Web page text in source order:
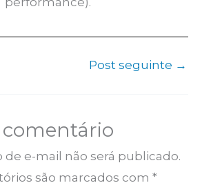
Post seguinte →
de e-mail não será publicado.
são marcados com *